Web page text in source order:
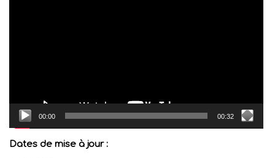
00:00 00:32
Dates de mise à jour :